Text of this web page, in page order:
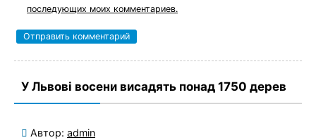
последующих моих комментариев.
У Львові восени висадять понад 1750 дерев
Автор: admin